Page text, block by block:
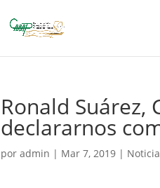
Ronald Suárez,
declararnos
poradmin | Mar 7, 2019 |